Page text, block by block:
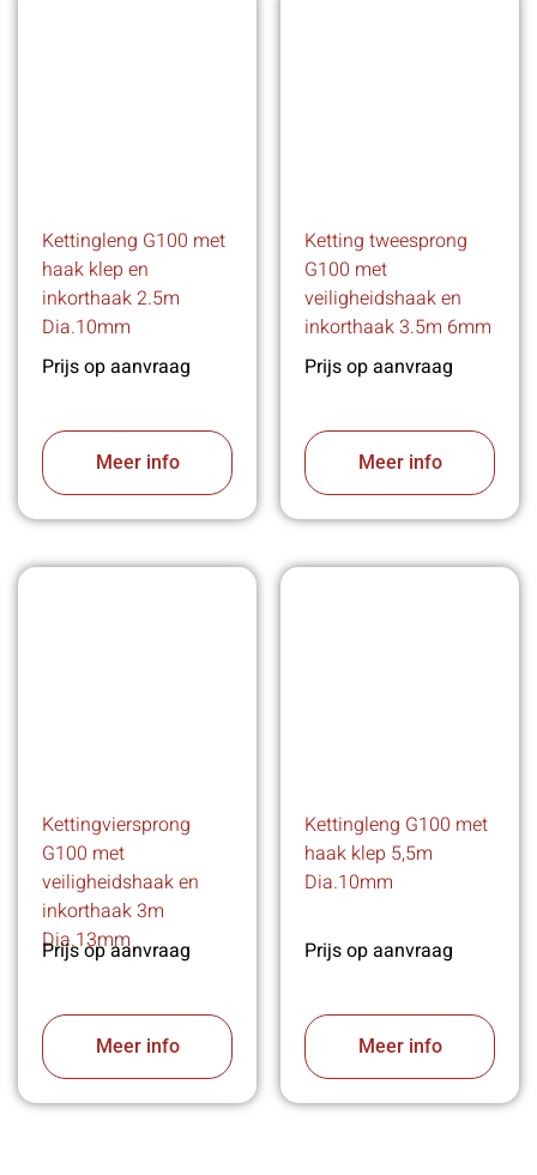
Kettingleng G100 met
haak klep en
inkorthaak 2.5m
Dia.10mm
Prijs op aanvraag
Meer info
Ketting tweesprong
G100 met
veiligheidshaak en
inkorthaak 3.5m 6mm
Prijs op aanvraag
Meer info
Kettingviersprong
G100 met
veiligheidshaak en
inkorthaak 3m
Dia.13mm
Prijs op aanvraag
Meer info
Kettingleng G100 met
haak klep 5,5m
Dia.10mm
Prijs op aanvraag
Meer info